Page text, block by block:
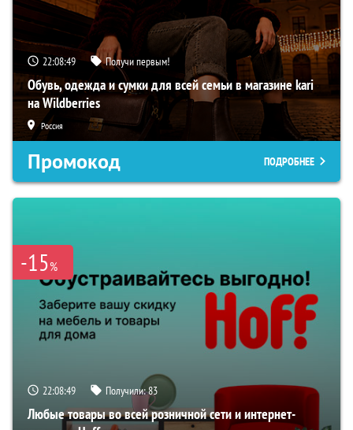
22:08:48 Получи первым!
Обувь, одежда и сумки для всей семьи в магазине kari
на Wildberries
Россия
Промокод ПОДРОБНЕЕ
-15%
22:08:48 Получили:83
Любые товары во всей розничной сети и интернет-